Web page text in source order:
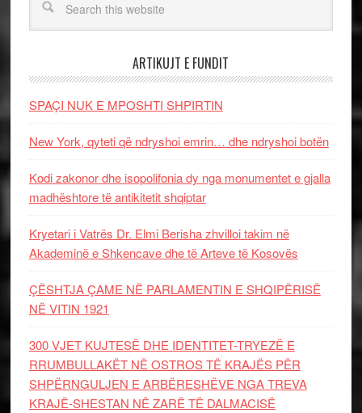
ARTIKUJT E FUNDIT
SPAÇI NUK E MPOSHTI SHPIRTIN
New York, qyteti që ndryshoi emrin… dhe ndryshoi botën
Kodi zakonor dhe isopolifonia dy nga monumentet e gjalla
madhështore të antikitetit shqiptar
Kryetari i Vatrës Dr. Elmi Berisha zhvilloi takim në
Akademinë e Shkencave dhe të Arteve të Kosovës
ÇËSHTJA ÇAME NË PARLAMENTIN E SHQIPËRISË
NË VITIN 1921
300 VJET KUJTESË DHE IDENTITET-TRYEZË E
RRUMBULLAKËT NË OSTROS TË KRAJËS PËR
SHPËRNGULJEN E ARBËRESHËVE NGA TREVA
KRAJË-SHESTAN NË ZARË TË DALMACISË